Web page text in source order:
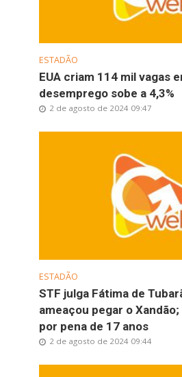
ESTADÃO
EUA criam 114 mil vagas
desemprego sobe a 4,3%
2 de agosto de 2024 09:47
ESTADÃO
STF julga Fátima de
ameaçou pegar o
por pena de 17 anos
2 de agosto de 2024 09:44